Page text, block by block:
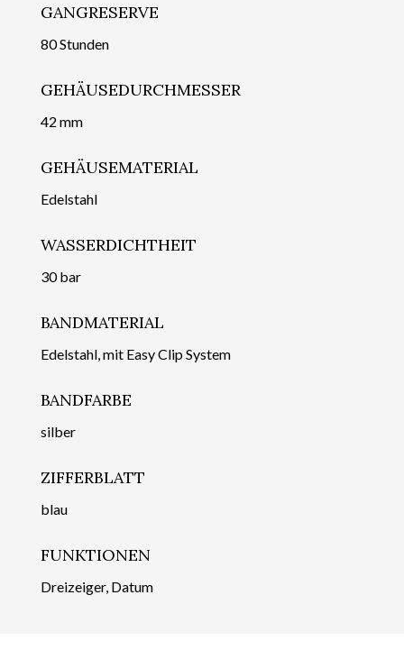
GANGRESERVE
80 Stunden
GEHÄUSEDURCHMESSER
42 mm
GEHÄUSEMATERIAL
Edelstahl
WASSERDICHTHEIT
30 bar
BANDMATERIAL
Edelstahl, mit Easy Clip System
BANDFARBE
silber
ZIFFERBLATT
blau
FUNKTIONEN
Dreizeiger, Datum